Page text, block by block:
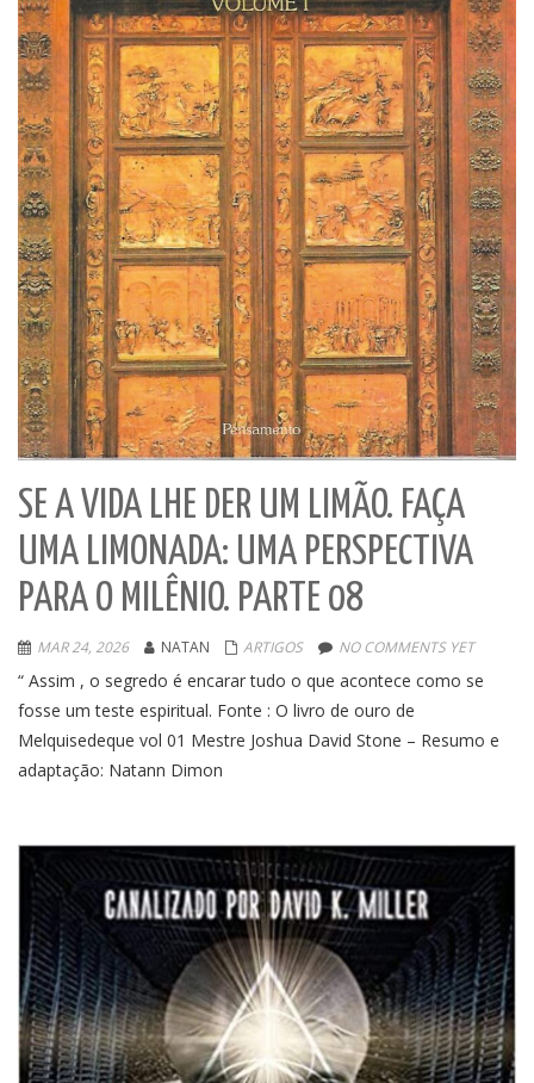
SE A VIDA LHE DER UM LIMÃO. FAÇA
UMA LIMONADA: UMA PERSPECTIVA
PARA O MILÊNIO. PARTE 08
MAR 24, 2026 NATAN ARTIGOS NO COMMENTS YET
“ Assim , o segredo é encarar tudo o que acontece como se
fosse um teste espiritual. Fonte : O livro de ouro de
Melquisedeque vol 01 Mestre Joshua David Stone – Resumo e
adaptação: Natann Dimon